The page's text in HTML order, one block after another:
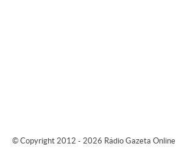
© Copyright 2012 - 2026 Rádio Gazeta Online